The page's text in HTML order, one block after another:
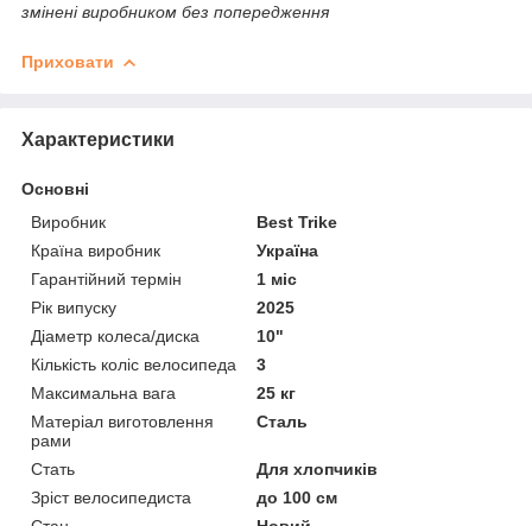
змінені виробником без попередження
Приховати
Характеристики
Основні
Виробник
Best Trike
Країна виробник
Україна
Гарантійний термін
1 міс
Рік випуску
2025
Діаметр колеса/диска
10"
Кількість коліс велосипеда
3
Максимальна вага
25 кг
Матеріал виготовлення
рами
Сталь
Стать
Для хлопчиків
Зріст велосипедиста
до 100 см